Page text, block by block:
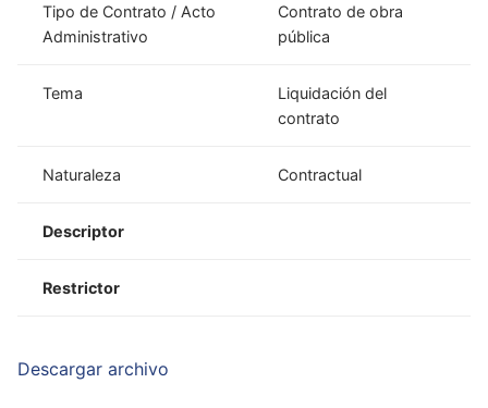
Tipo de Contrato / Acto
Administrativo
Contrato de obra
pública
Tema
Liquidación del
contrato
Naturaleza Contractual
Descriptor
Restrictor
Descargar archivo